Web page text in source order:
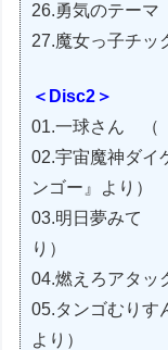
26.勇気のテーマ
27.魔女っ子チッ
＜Disc2＞
01.一球さん （
02.宇宙魔神ダ
ンゴー』より）
03.明日夢みて
り）
04.燃えろアタッ
05.タンゴむりす
より）